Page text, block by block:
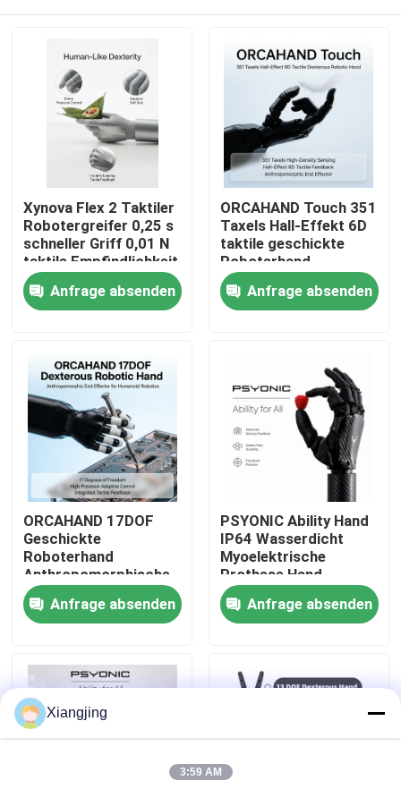
Zu Hause
Videos
Über uns
Werksbesichtigung
Qualitätskontrolle
Kontakt mit uns
Blog
Bitte um ein Angebot
Industrieroboter-Arm
Xynova Flex 2 Taktiler
Robotergreifer 0,25 s
schneller Griff 0,01 N
taktile Empfindlichkeit
für Pick-Place
Anfrage absenden
ORCAHAND Touch 351
Taxels Hall-Effekt 6D
taktile geschickte
Roboterhand
Anfrage absenden
ORCAHAND 17DOF
Geschickte
Roboterhand
Anthropomorphische
Endwirkung für
humanoide Robotik
Anfrage absenden
PSYONIC Ability Hand
IP64 Wasserdicht
Myoelektrische
Prothese Hand
Oberbein Bionische
Hand für den täglichen
Gebrauch
Anfrage absenden
Xiangjing
3:59 AM